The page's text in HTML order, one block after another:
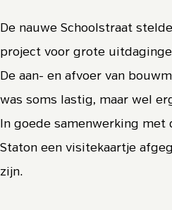
De nauwe Schoolstraat
project voor grote
De aan- en afvoer van
was soms lastig, maar wel
In goede samenwerking
Staton een visitekaartje
zijn.